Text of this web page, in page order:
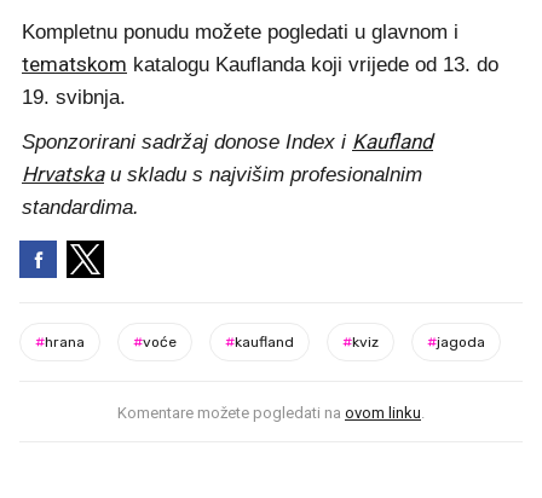
Kompletnu ponudu možete pogledati u glavnom i
tematskom katalogu Kauflanda koji vrijede od 13. do
19. svibnja.
Sponzorirani sadržaj donose Index i Kaufland
Hrvatskau skladu s najvišim profesionalnim
standardima.
#hrana #voće #kaufland #kviz #jagoda
Komentare možete pogledati na ovom linku.